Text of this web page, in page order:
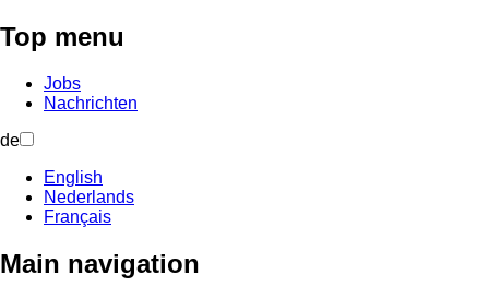
Top menu
Jobs
Nachrichten
de
English
Nederlands
Français
Main navigation